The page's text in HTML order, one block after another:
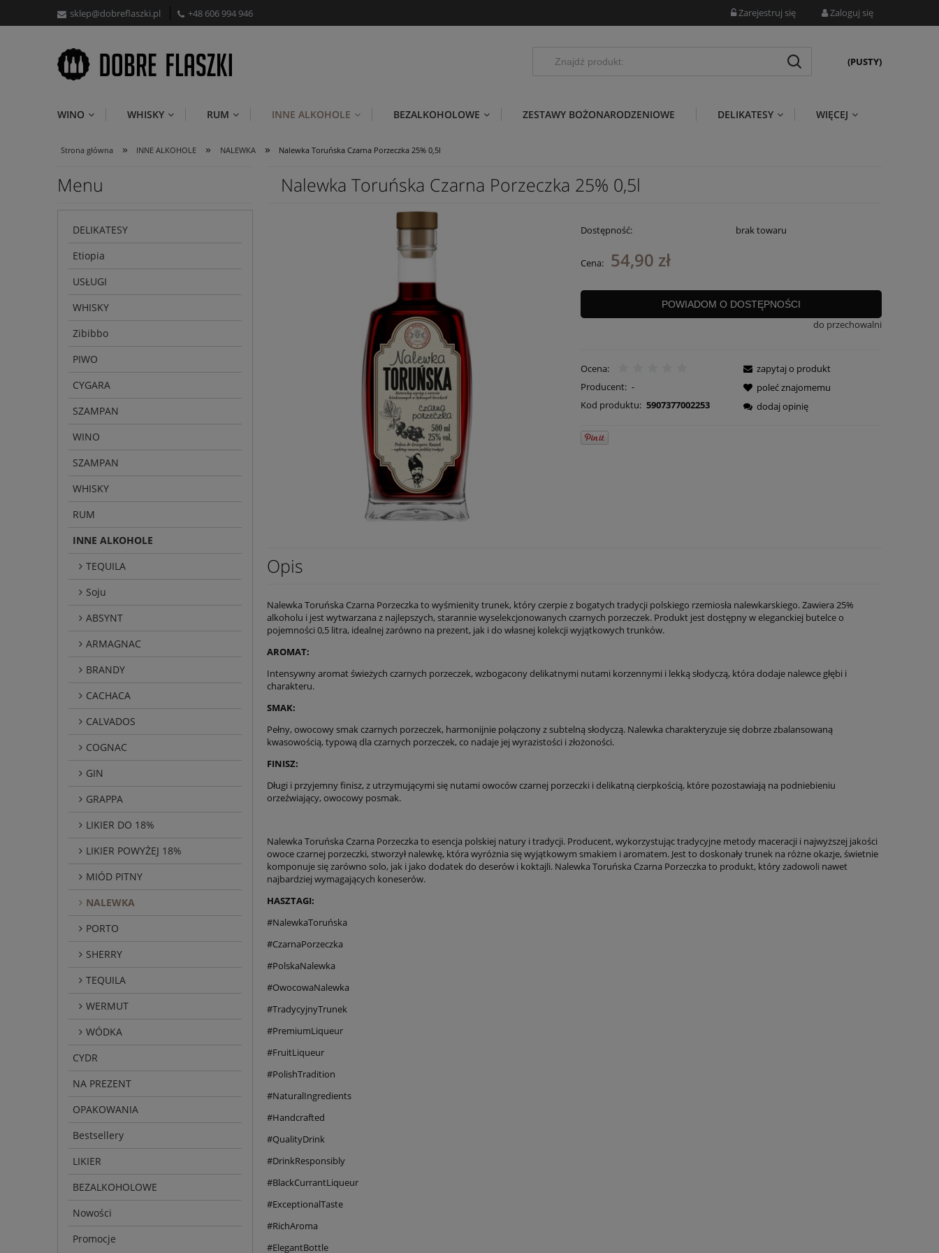
sklep@dobreflaszki.pl +48 606 994 946 Zarejestruj się Zaloguj się
(PUSTY)
WINO WHISKY RUM INNE ALKOHOLE BEZALKOHOLOWE ZESTAWY BOŻONARODZENIOWE DELIKATESY WIĘCEJ
Strona główna » INNE ALKOHOLE » NALEWKA » Nalewka Toruńska Czarna Porzeczka 25% 0,5l
Menu
DELIKATESY
Etiopia
USŁUGI
WHISKY
Zibibbo
PIWO
CYGARA
SZAMPAN
WINO
SZAMPAN
WHISKY
RUM
INNE ALKOHOLE
TEQUILA
Soju
ABSYNT
ARMAGNAC
BRANDY
CACHACA
CALVADOS
COGNAC
GIN
GRAPPA
LIKIER DO 18%
LIKIER POWYŻEJ 18%
MIÓD PITNY
NALEWKA
PORTO
SHERRY
TEQUILA
WERMUT
WÓDKA
CYDR
NA PREZENT
OPAKOWANIA
Bestsellery
LIKIER
BEZALKOHOLOWE
Nowości
Promocje
Nalewka Toruńska Czarna Porzeczka 25% 0,5l
Dostępność: brak towaru
Cena: 54,90 zł
POWIADOM O DOSTĘPNOŚCI
do przechowalni
Ocena:
Producent: -
Kod produktu: 5907377002253
zapytaj o produkt
poleć znajomemu
dodaj opinię
Opis
Nalewka Toruńska Czarna Porzeczka to wyśmienity trunek, który czerpie z bogatych tradycji polskiego rzemiosła nalewkarskiego. Zawiera 25%
alkoholu i jest wytwarzana z najlepszych, starannie wyselekcjonowanych czarnych porzeczek. Produkt jest dostępny w eleganckiej butelce o
pojemności 0,5 litra, idealnej zarówno na prezent, jak i do własnej kolekcji wyjątkowych trunków.
AROMAT:
Intensywny aromat świeżych czarnych porzeczek, wzbogacony delikatnymi nutami korzennymi i lekką słodyczą, która dodaje nalewce głębi i
charakteru.
SMAK:
Pełny, owocowy smak czarnych porzeczek, harmonijnie połączony z subtelną słodyczą. Nalewka charakteryzuje się dobrze zbalansowaną
kwasowością, typową dla czarnych porzeczek, co nadaje jej wyrazistości i złożoności.
FINISZ:
Długi i przyjemny finisz, z utrzymującymi się nutami owoców czarnej porzeczki i delikatną cierpkością, które pozostawiają na podniebieniu
orzeźwiający, owocowy posmak.
Nalewka Toruńska Czarna Porzeczka to esencja polskiej natury i tradycji. Producent, wykorzystując tradycyjne metody maceracji i najwyższej jakości
owoce czarnej porzeczki, stworzył nalewkę, która wyróżnia się wyjątkowym smakiem i aromatem. Jest to doskonały trunek na różne okazje, świetnie
komponuje się zarówno solo, jak i jako dodatek do deserów i koktajli. Nalewka Toruńska Czarna Porzeczka to produkt, który zadowoli nawet
najbardziej wymagających koneserów.
HASZTAGI:
#NalewkaToruńska
#CzarnaPorzeczka
#PolskaNalewka
#OwocowaNalewka
#TradycyjnyTrunek
#PremiumLiqueur
#FruitLiqueur
#PolishTradition
#NaturalIngredients
#Handcrafted
#QualityDrink
#DrinkResponsibly
#BlackCurrantLiqueur
#ExceptionalTaste
#RichAroma
#ElegantBottle